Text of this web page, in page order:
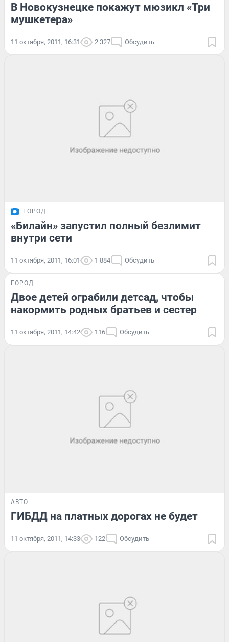
В Новокузнецке покажут мюзикл «Три
мушкетера»
11 октября, 2011, 16:31 2 327 Обсудить
ГОРОД
«Билайн» запустил полный безлимит
внутри сети
11 октября, 2011, 16:01 1 884 Обсудить
ГОРОД
Двое детей ограбили детсад, чтобы
накормить родных братьев и сестер
11 октября, 2011, 14:42 116 Обсудить
АВТО
ГИБДД на платных дорогах не будет
11 октября, 2011, 14:33 122 Обсудить